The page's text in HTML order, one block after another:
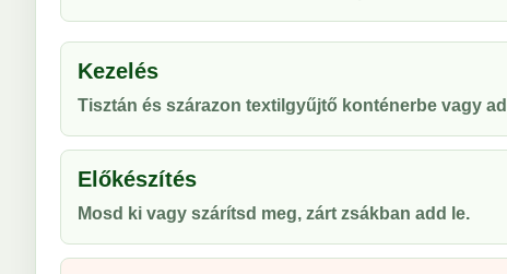
Kezelés
Tisztán és szárazon textilgyűjtő konténerbe vagy
Előkészítés
Mosd ki vagy szárítsd meg, zárt zsákban add le.